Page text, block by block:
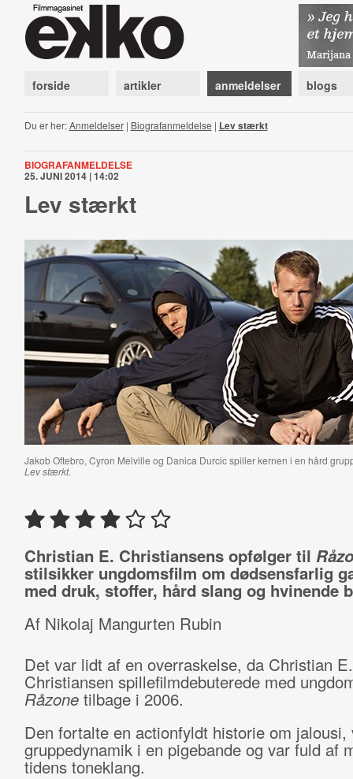
forside artikler anmeldelser blogs
Du er her:Anmeldelser| Biografanmeldelse | Lev stærkt
BIOGRAFANMELDELSE
25. JUNI 2014 | 14:02
Lev stærkt
Jakob Oftebro, Cyron Melville og Danica Durcic spiller kernen i en hård
Lev stærkt.
Christian E. Christiansens opfølger til
stilsikker ungdomsfilm om dødsensfarlig
med druk, stoffer, hård slang og hvinende
Af Nikolaj Mangurten Rubin
Det var lidt af en overraskelse, da Christian E.
Christiansen spillefilmdebuterede med
Råzonetilbage i 2006.
Den fortalte en actionfyldt historie om jalousi,
gruppedynamik i en pigebande og var fuld af
tidens toneklang.